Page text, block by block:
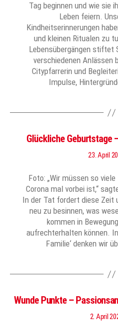
Tag beginnen und wie sie
Leben feiern.
Kindheitserinnerungen
und kleinen Ritualen zu
Lebensübergängen stiftet
verschiedenen Anlässen
Citypfarrerin und
Impulse,
Glückliche Geburtstage
23. April
Foto: „Wir müssen so
Corona mal vorbei ist,“
In der Tat fordert diese Zeit
neu zu besinnen, was
kommen in
aufrechterhalten können.
Familie‘ denken wir
Wunde Punkte –
2. April